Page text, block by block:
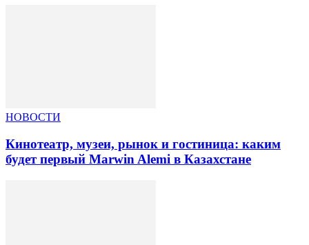
НОВОСТИ
Кинотеатр, музеи, рынок и гостиница: каким
будет первый Marwin Alemi в Казахстане